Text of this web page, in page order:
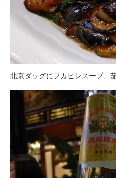
北京ダッグにフカヒレスープ、